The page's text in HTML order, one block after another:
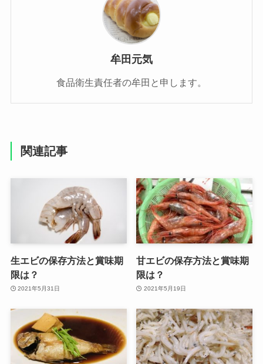
牟田元気
食品衛生責任者の牟田と申します。
関連記事
生エビの保存方法と賞味期
限は？
2021年5月31日
甘エビの保存方法と賞味期
限は？
2021年5月19日